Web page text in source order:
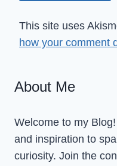
This site uses
how your comment
About Me
Welcome to my
and inspiration to
curiosity. Join the